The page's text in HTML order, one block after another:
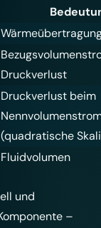
Druckverlust
Druckverlust beim
(quadratische
Fluidvolumen
und
–